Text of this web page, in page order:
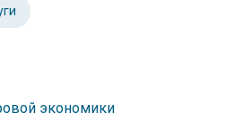
экономики